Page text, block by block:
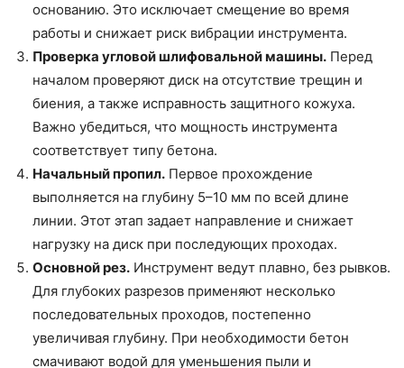
основанию. Это исключает смещение во время
работы и снижает риск вибрации инструмента.
Проверка угловой шлифовальной машины. Перед
началом проверяют диск на отсутствие трещин и
биения, а также исправность защитного кожуха.
Важно убедиться, что мощность инструмента
соответствует типу бетона.
Начальный пропил. Первое прохождение
выполняется на глубину 5–10 мм по всей длине
линии. Этот этап задает направление и снижает
нагрузку на диск при последующих проходах.
Основной рез. Инструмент ведут плавно, без рывков.
Для глубоких разрезов применяют несколько
последовательных проходов, постепенно
увеличивая глубину. При необходимости бетон
смачивают водой для уменьшения пыли и